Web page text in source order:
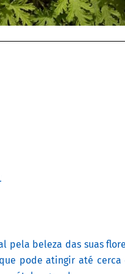
pela beleza das suas
pode atingir até cerca